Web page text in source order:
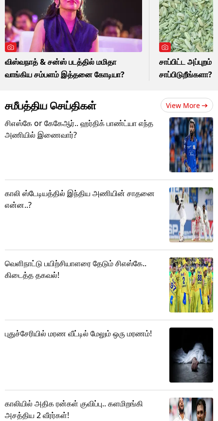
விஸ்வநாத் & சன்ஸ் படத்தில் மமிதா
வாங்கிய சம்பளம் இத்தனை கோடியா?
சாப்பிட்ட அப்புறம்
சாப்பிடுறீங்களா?
சமீபத்திய செய்திகள் View More
சிஎஸ்கே or கேகேஆர்.. ஹர்திக் பாண்ட்யா எந்த
அணியில் இணைவார்?
காலி ஸ்டேடியத்தில் இந்திய அணியின் சாதனை
என்ன..?
வெளிநாட்டு பயிற்சியாளரை தேடும் சிஎஸ்கே..
கிடைத்த தகவல்!
புதுச்சேரியில் மரண வீட்டில் மேலும் ஒரு மரணம்!
காலியில் அதிக ரன்கள் குவிப்பு.. களமிறங்கி
அசத்திய 2 வீரர்கள்!